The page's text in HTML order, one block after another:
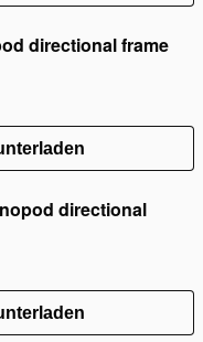
directional frame
directional